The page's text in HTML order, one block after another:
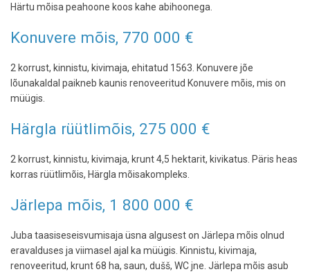
Härtu mõisa peahoone koos kahe abihoonega.
Konuvere mõis, 770 000 €
2 korrust, kinnistu, kivimaja, ehitatud 1563. Konuvere jõe
lõunakaldal paikneb kaunis renoveeritud Konuvere mõis, mis on
müügis.
Härgla rüütlimõis, 275 000 €
2 korrust, kinnistu, kivimaja, krunt 4,5 hektarit, kivikatus. Päris heas
korras rüütlimõis, Härgla mõisakompleks.
Järlepa mõis, 1 800 000 €
Juba taasiseseisvumisaja üsna algusest on Järlepa mõis olnud
eravalduses ja viimasel ajal ka müügis. Kinnistu, kivimaja,
renoveeritud, krunt 68 ha, saun, dušš, WC jne. Järlepa mõis asub